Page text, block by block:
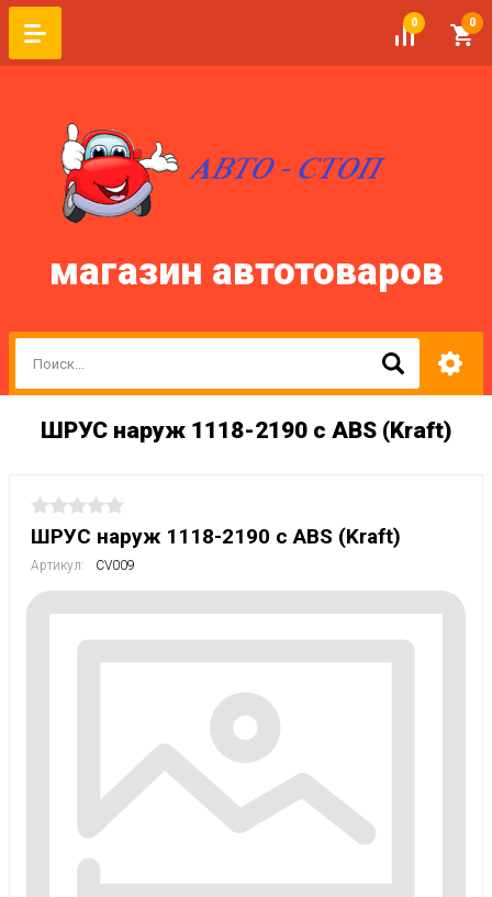
0 0
магазин автотоваров
ШРУС наруж 1118-2190 с АВS (Kraft)
ШРУС наруж 1118-2190 с АВS (Kraft)
Артикул: CV009